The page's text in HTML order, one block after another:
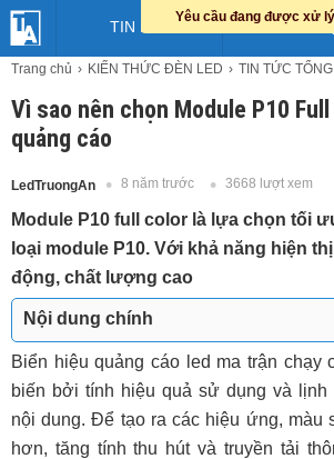
TIN LED HỖ
Trang chủ KIẾN THỨC ĐÈN LED TIN TỨC
Vì sao nên chọn Module P10
quảng cáo
LedTruongAn 8 năm trước 3668 lượt xem
Module P10 full color là lựa chọn tối
loại module P10. Với khả năng hiện
động, chất lượng cao
Nội dung chính
Cấu tạo của đèn Module P10 Full
Module p10 full ngoài trời
Module P10 full color trong nhà
Điểm cộng của Module P10 Full
Biển hiệu quảng cáo led ma trận chạy
biến bởi tính hiệu quả sử dụng và lịnh
nội dung. Để tạo ra các hiệu ứng, màu
hơn, tăng tính thu hút và truyền tải
Yêu cầu đang được xử